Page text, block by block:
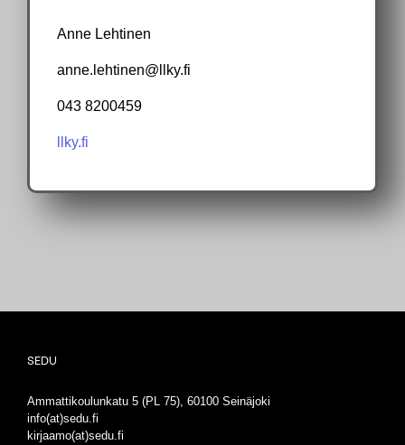
Anne Lehtinen
anne.lehtinen@llky.fi
043 8200459
llky.fi
SEDU
Ammattikoulunkatu 5 (PL 75), 60100 Seinäjoki
info(at)sedu.fi
kirjaamo(at)sedu.fi